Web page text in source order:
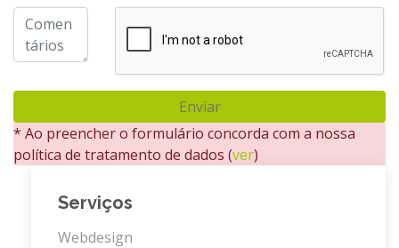
Enviar
* Ao preencher o formulário concorda com a nossa
política de tratamento de dados (ver)
Serviços
Webdesign